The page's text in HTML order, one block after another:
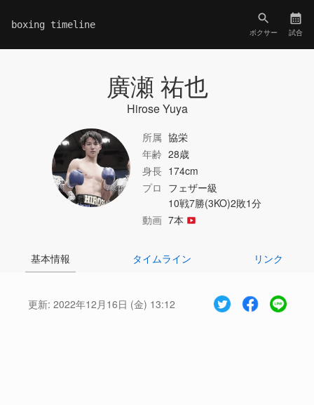
boxing timeline
ボクサー 試合
廣瀬 祐也
Hirose Yuya
所属 協栄
年齢 28歳
身長 174cm
プロ フェザー級
10戦7勝(3KO)2敗1分
動画 7本
基本情報 タイムライン リンク
更新: 2022年12月16日 (金) 13:12